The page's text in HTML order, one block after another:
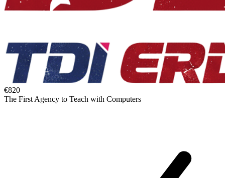
€820
The First Agency to Teach with Computers